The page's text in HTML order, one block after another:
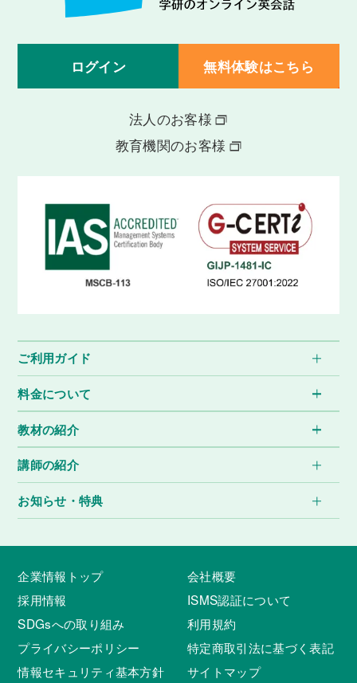
ログイン 無料体験はこちら
法人のお客様
教育機関のお客様
ご利用ガイド
料金について
教材の紹介
講師の紹介
お知らせ・特典
企業情報トップ
会社概要
採用情報
ISMS認証について
SDGsへの取り組み
利用規約
プライバシーポリシー
特定商取引法に基づく表記
情報セキュリティ基本方針
サイトマップ